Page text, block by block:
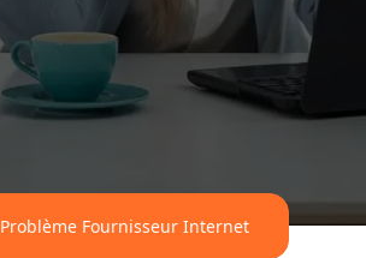
Problème Fournisseur Internet